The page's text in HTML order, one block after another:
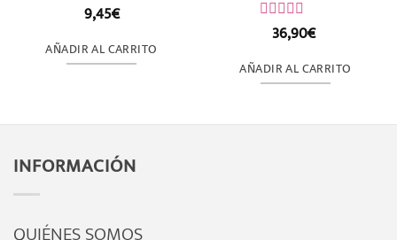
Valorado
de
5
9,45€
AÑADIR AL CARRITO
Valorado
de
5
36,90€
AÑADIR AL CARRITO
INFORMACIÓN